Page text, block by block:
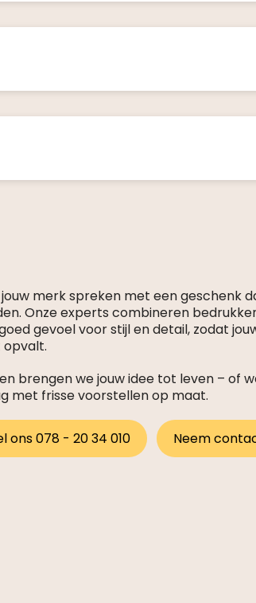
merk spreken met een geschenk
Onze experts combineren
gevoel voor stijl en detail, zodat
brengen we jouw idee tot leven – of
met frisse voorstellen op maat.
ons 078 - 20 34 010 Neem